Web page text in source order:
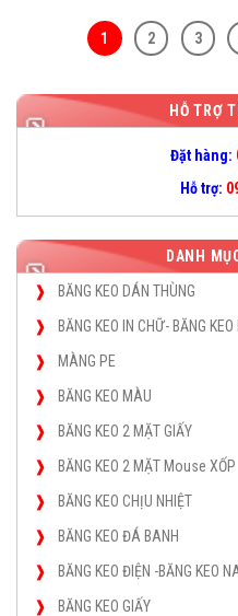
HỖ TRỢ
Đặt hàng:
Hỗ trợ:
DANH
BĂNG KEO DÁN THÙNG
BĂNG KEO IN CHỮ- BĂNG KEO
MÀNG PE
BĂNG KEO MÀU
BĂNG KEO 2 MẶT GIẤY
BĂNG KEO 2 MẶT Mouse XỐP
BĂNG KEO CHỊU NHIỆT
BĂNG KEO ĐÁ BANH
BĂNG KEO ĐIỆN -BĂNG KEO
BĂNG KEO GIẤY
1 2 3